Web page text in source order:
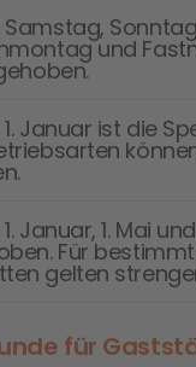
und
Januar ist die
Januar, 1. Mai
Für
gelten
für